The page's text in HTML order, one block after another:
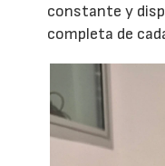
constante y
completa de